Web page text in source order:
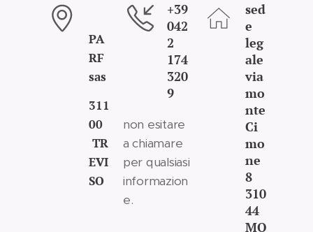
PA
RF
sas
311
00
TR
EVI
SO
+39
042
2
174
320
9
non esitare
a chiamare
per qualsiasi
informazion
e.
sed
e
leg
ale
via
mo
nte
Ci
mo
ne
8
310
44
MO